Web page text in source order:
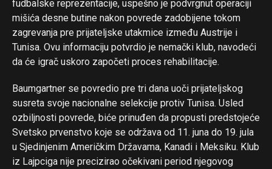
fudbalske reprezentacije, uspešno je podvrgnut operaciji
mišića desne butine nakon povrede zadobijene tokom
zagrevanja pre prijateljske utakmice između Austrije i
Tunisa. Ovu informaciju potvrdio je nemački klub, navodeći
da će igrač uskoro započeti proces rehabilitacije.
Baumgartner se povredio pre tri dana uoči prijateljskog
susreta svoje nacionalne selekcije protiv Tunisa. Usled
ozbiljnosti povrede, biće prinuđen da propusti predstojeće
Svetsko prvenstvo koje se održava od 11. juna do 19. jula
u Sjedinjenim Američkim Državama, Kanadi i Meksiku. Klub
iz Lajpciga nije precizirao očekivani period njegovog